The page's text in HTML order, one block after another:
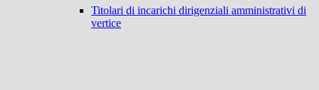
Titolari di incarichi dirigenziali amministrativi di
vertice